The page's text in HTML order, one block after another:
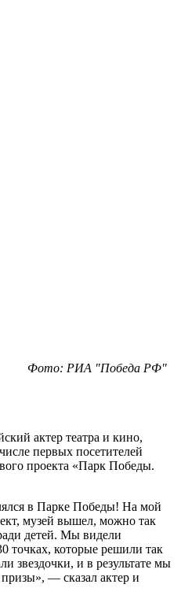
Фото: РИА "Победа РФ"
актер театра и кино,
первых посетителей
проекта «Парк Победы.
в Парке Победы! На мой
музей вышел, можно так
детей. Мы видели
точках, которые решили так
звездочки, и в результате мы
— сказал актер и